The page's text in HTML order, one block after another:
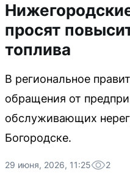
просят
топлива
В региональное
обращения от
обслуживающих
Богородске.
29 июня, 2026, 11:25 2